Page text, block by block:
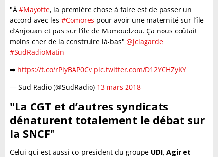
"À #Mayotte, la première chose à faire est de passer un
accord avec les #Comores pour avoir une maternité sur l’île
d’Anjouan et pas sur l’île de Mamoudzou. Ça nous coûtait
moins cher de la construire là-bas" @jclagarde
#SudRadioMatin
➡ https://t.co/rPlyBAP0Cv pic.twitter.com/D12YCHZyKY
— Sud Radio (@SudRadio) 13 mars 2018
"La CGT et d’autres syndicats
dénaturent totalement le débat sur
la SNCF"
Celui qui est aussi co-président du groupe UDI, Agir et